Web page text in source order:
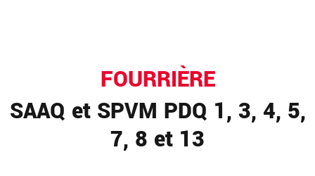
FOURRIÈRE
SAAQ et SPVM PDQ 1, 3, 4, 5,
7, 8 et 13